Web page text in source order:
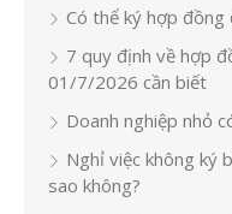
Có thể ký hợp
7 quy định về hợp
01/7/2026 cần biết
Doanh nghiệp nhỏ
Nghỉ việc không ký
sao không?